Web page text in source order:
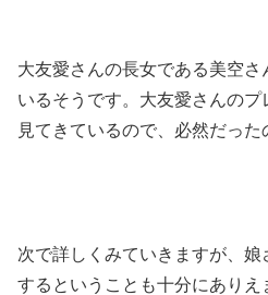
大友愛さんの長女である美空
いるそうです。大友愛さんの
見てきているので、必然だった
次で詳しくみていきますが、
するということも十分にありえ